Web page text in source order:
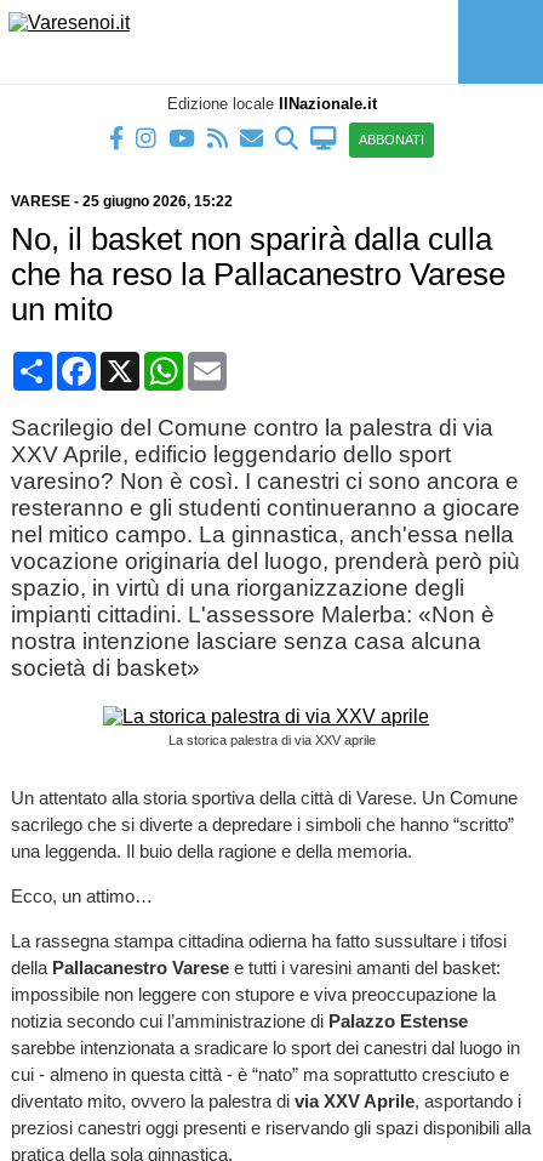
Edizione locale IlNazionale.it
ABBONATI
VARESE- 25 giugno 2026, 15:22
No, il basket non sparirà dalla culla
che ha reso la Pallacanestro Varese
un mito
CondividiFacebook
X WhatsApp
Email
Sacrilegio del Comune contro la palestra di via
XXV Aprile, edificio leggendario dello sport
varesino? Non è così. I canestri ci sono ancora e
resteranno e gli studenti continueranno a giocare
nel mitico campo. La ginnastica, anch'essa nella
vocazione originaria del luogo, prenderà però più
spazio, in virtù di una riorganizzazione degli
impianti cittadini. L'assessore Malerba: «Non è
nostra intenzione lasciare senza casa alcuna
società di basket»
La storica palestra di via XXV aprile
Un attentato alla storia sportiva della città di Varese. Un Comune
sacrilego che si diverte a depredare i simboli che hanno “scritto”
una leggenda. Il buio della ragione e della memoria.
Ecco, un attimo…
La rassegna stampa cittadina odierna ha fatto sussultare i tifosi
della Pallacanestro Varesee tutti i varesini amanti del basket:
impossibile non leggere con stupore e viva preoccupazione la
notizia secondo cui l’amministrazione di Palazzo Estense
sarebbe intenzionata a sradicare lo sport dei canestri dal luogo in
cui - almeno in questa città - è “nato” ma soprattutto cresciuto e
diventato mito, ovvero la palestra di via XXV Aprile, asportando i
preziosi canestri oggi presenti e riservando gli spazi disponibili alla
pratica della sola ginnastica.